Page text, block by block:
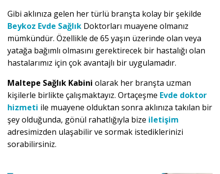
Gibi aklınıza gelen her türlü branşta kolay bir şekilde
Beykoz Evde Sağlık Doktorları muayene olmanız
mümkündür. Özellikle de 65 yaşın üzerinde olan veya
yatağa bağımlı olmasını gerektirecek bir hastalığı olan
hastalarımız için çok avantajlı bir uygulamadır.
Maltepe Sağlık Kabini olarak her branşta uzman
kişilerle birlikte çalışmaktayız. Ortaçeşme Evde doktor
hizmeti ile muayene olduktan sonra aklınıza takılan bir
şey olduğunda, gönül rahatlığıyla bize iletişim
adresimizden ulaşabilir ve sormak istediklerinizi
sorabilirsiniz.